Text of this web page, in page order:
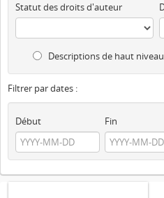
Statut des droits d'auteur
Descriptions de haut niveau
Filtrer par dates :
Début Fin